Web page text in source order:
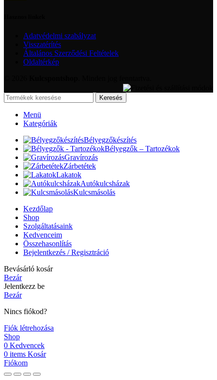
Adatvédelmi szabályzat
Visszatérítés
Általános Szerződési Feltételek
Oldaltérkép
Keresés
Menü
Kategóriák
Bélyegzőkészítés
Bélyegzők – Tartozékok
Gravírozás
Zárbetétek
Lakatok
Autókulcsházak
Kulcsmásolás
Kezdőlap
Shop
Szolgáltatásaink
Kedvenceim
Összehasonlítás
Bejelentkezés / Regisztráció
Bevásárló kosár
Bezár
Jelentkezz be
Bezár
Nincs fiókod?
Fiók létrehozása
Shop
0 Kedvencek
0 items Kosár
Fiókom